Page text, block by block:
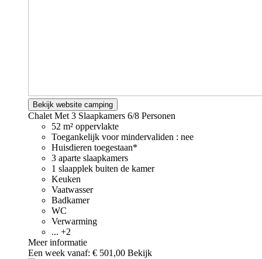
Bekijk website camping
Chalet Met 3 Slaapkamers 6/8 Personen
52 m² oppervlakte
Toegankelijk voor mindervaliden : nee
Huisdieren toegestaan*
3 aparte slaapkamers
1 slaapplek buiten de kamer
Keuken
Vaatwasser
Badkamer
WC
Verwarming
... +2
Meer informatie
Een week vanaf: € 501,00 Bekijk